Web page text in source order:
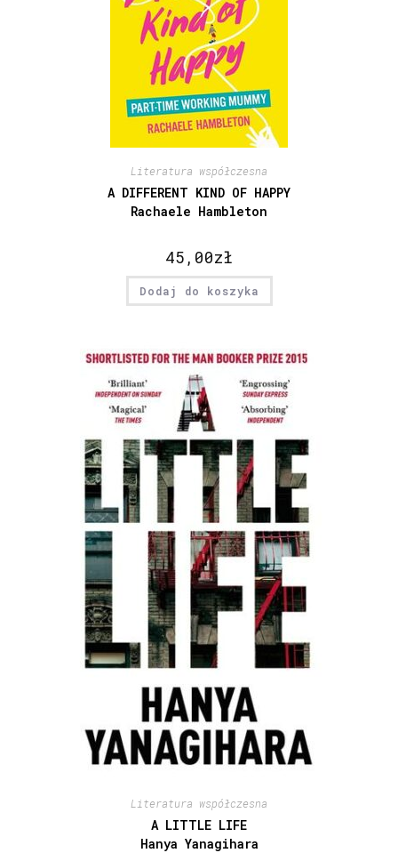
Literatura współczesna
A DIFFERENT KIND OF HAPPY
Rachaele Hambleton
45,00zł
Dodaj do koszyka
Literatura współczesna
A LITTLE LIFE
Hanya Yanagihara